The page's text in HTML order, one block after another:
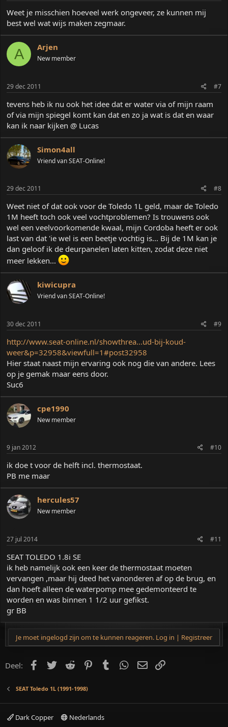
Weet je misschien hoeveel werk ongeveer, ze kunnen mij
best wel wat wijs maken zegmaar.
A Arjen
New member
29 dec 2011 #7
tevens heb ik nu ook het idee dat er water via of mijn raam
of via mijn spiegel komt kan dat en zo ja wat is dat en waar
kan ik naar kijken @ Lucas
Simon4all
Vriend van SEAT-Online!
29 dec 2011 #8
Weet niet of dat ook voor de Toledo 1L geld, maar de Toledo
1M heeft toch ook veel vochtproblemen? Is trouwens ook
wel een veelvoorkomende kwaal, mijn Cordoba heeft er ook
last van dat 'ie wel is een beetje vochtig is... Bij de 1M kan je
dan geloof ik de deurpanelen laten kitten, zodat deze niet
meer lekken...
kiwicupra
Vriend van SEAT-Online!
30 dec 2011 #9
http://www.seat-online.nl/showthrea...ud-bij-koud-
weer&p=32958&viewfull=1#post32958
Hier staat naast mijn ervaring ook nog die van andere. Lees
op je gemak maar eens door.
Suc6
cpe1990
New member
9 jan 2012 #10
ik doe t voor de helft incl. thermostaat.
PB me maar
hercules57
New member
27 jul 2014 #11
SEAT TOLEDO 1.8i SE
ik heb namelijk ook een keer de thermostaat moeten
vervangen ,maar hij deed het vanonderen af op de brug, en
dan hoeft alleen de waterpomp mee gedemonteerd te
worden en was binnen 1 1/2 uur gefikst.
gr BB
Je moet ingelogd zijn om te kunnen reageren. Log in | Registreer
Deel: Facebook
Twitter Reddit PinterestTumblr WhatsApp
E-mail
SEAT Toledo 1L (1991-1998)
Dark Copper Nederlands